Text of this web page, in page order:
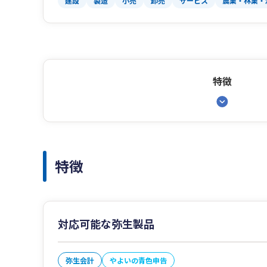
特徴
特徴
対応可能な弥生製品
弥生会計 やよいの青色申告